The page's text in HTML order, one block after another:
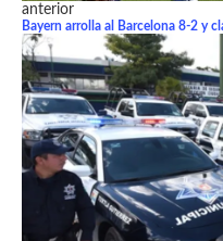
anterior
Bayern arrolla al Barcelona 8-2 y